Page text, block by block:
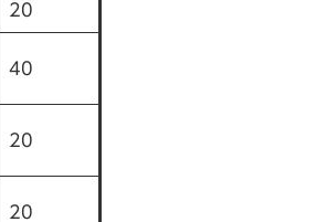
20
40
20
20